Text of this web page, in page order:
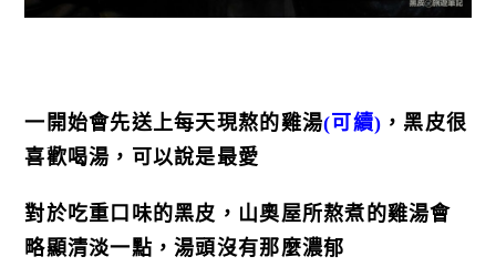
一開始會先送上每天現熬的雞湯(可續) ，黑皮很
喜歡喝湯，可以說是最愛
對於吃重口味的黑皮，山奧屋所熬煮的雞湯會
略顯清淡一點，湯頭沒有那麼濃郁